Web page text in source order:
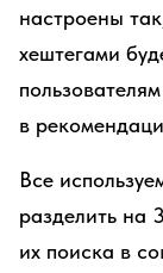
настроены
хештегами
в
Все
разделить на
их поиска в